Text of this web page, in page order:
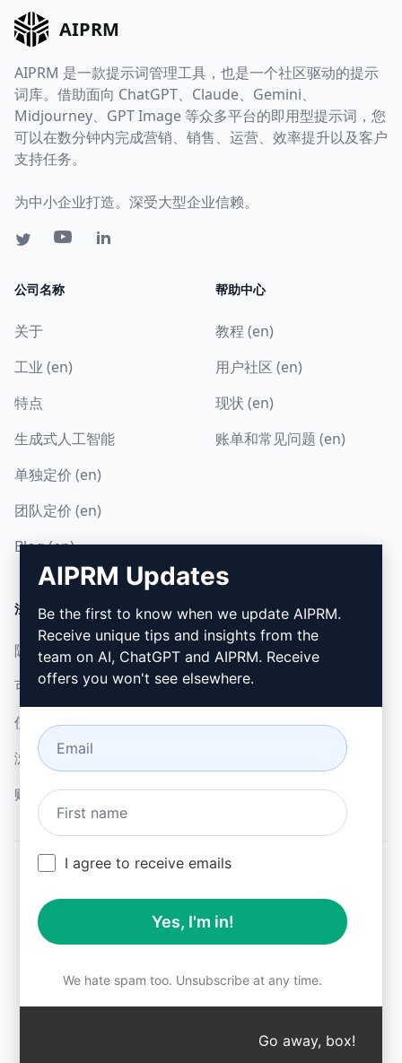
AIPRM
AIPRM 是一款提示词管理工具，也是一个社区驱动的提示
词库。借助面向 ChatGPT、Claude、Gemini、
Midjourney、GPT Image 等众多平台的即用型提示词，您
可以在数分钟内完成营销、销售、运营、效率提升以及客户
支持任务。
为中小企业打造。深受大型企业信赖。
公司名称
关于
工业 (en)
特点
生成式人工智能
单独定价 (en)
团队定价 (en)
Blog (en)
帮助中心
教程 (en)
用户社区 (en)
现状 (en)
账单和常见问题 (en)
法律
隐私政策 (en)
可接受使用政策 (en)
使用条款 (en)
浏览器扩展术语 (en)
账单条款 (en)
下载
如何安装 (en)
谷歌浏览器 (en)
微软边缘 (en)
All logos, trademarks, and registered trademarks are the
property of their respective owners.
AIPRM and other related brand names are registered
laws.
Unauthorized trademark use is prohibited, and may be a
violation of federal and state trademark laws. ↑
AIPRM Updates
Be the first to know when we update AIPRM.
Receive unique tips and insights from the
team on AI, ChatGPT and AIPRM. Receive
offers you won't see elsewhere.
I agree to receive emails
Yes, I'm in!
We hate spam too. Unsubscribe at any time.
Go away, box!